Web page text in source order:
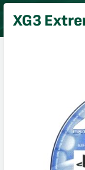
XG3
sulje